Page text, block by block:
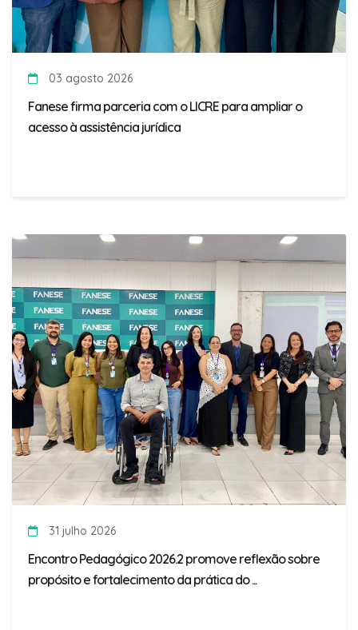
03 agosto 2026
Fanese firma parceria com o LICRE para ampliar o
acesso à assistência jurídica
31 julho 2026
Encontro Pedagógico 2026.2 promove reflexão sobre
propósito e fortalecimento da prática do ...